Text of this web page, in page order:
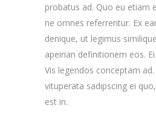
probatus ad. Quo eu etiam
ne omnes referrentur. Ex
denique, ut legimus
apeirian definitionem eos.
Vis legendos conceptam ad.
vituperata sadipscing ei
est in.